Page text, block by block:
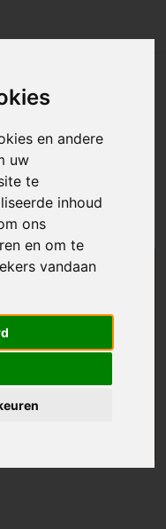
en andere
uw
te
inhoud
ons
en om te
vandaan
niet
te koop
zoeken
we houden u op
aanbod.